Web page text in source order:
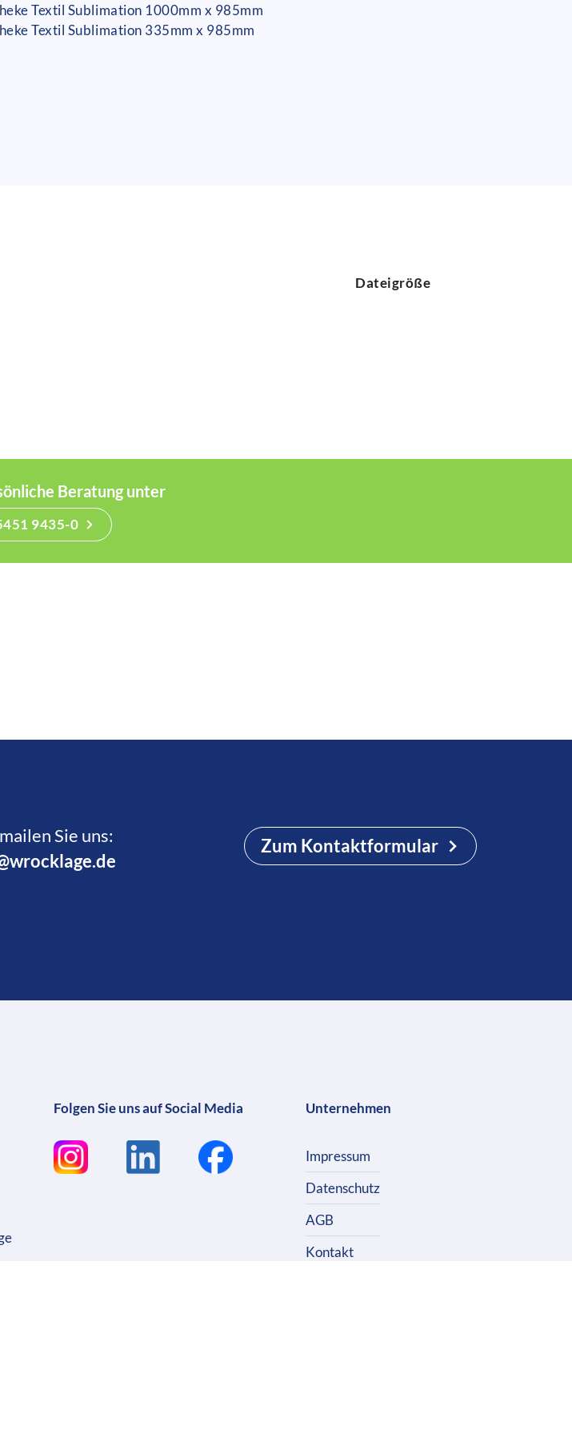
Textil Sublimation 1000mm x 985mm
Textil Sublimation 335mm x 985mm
Dateigröße
Beratung unter
9435-0
Sie uns:
Zum Kontaktformular
Folgen Sie uns auf Social Media Unternehmen
Impressum
Datenschutz
AGB
Kontakt